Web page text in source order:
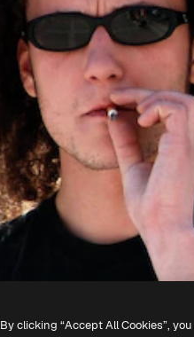
By clicking “Accept All Cookies”,